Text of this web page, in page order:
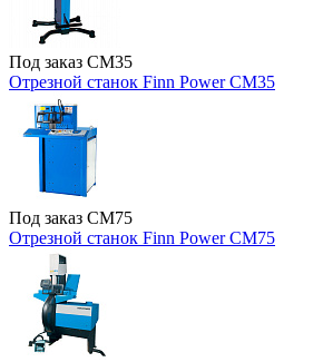
Под заказ CM35
Отрезной станок Finn Power CM35
Под заказ CM75
Отрезной станок Finn Power CM75